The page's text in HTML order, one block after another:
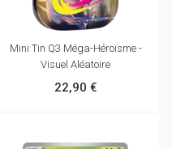
Mini Tin Q3 Méga-Héroïsme -
Visuel Aléatoire
22,90 €